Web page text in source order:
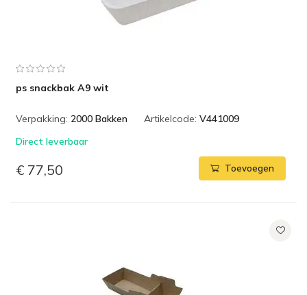
ps snackbak A9 wit
Verpakking: 2000 Bakken Artikelcode: V441009
Direct leverbaar
€ 77,50 Toevoegen